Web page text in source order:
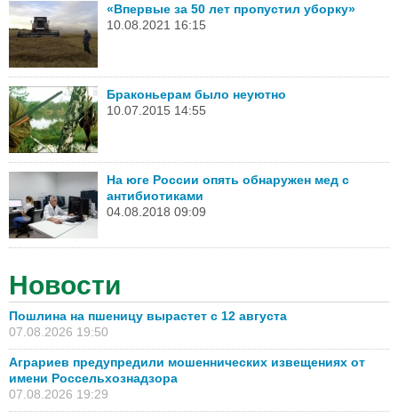
«Впервые за 50 лет пропустил уборку»
10.08.2021 16:15
Браконьерам было неуютно
10.07.2015 14:55
На юге России опять обнаружен мед с
антибиотиками
04.08.2018 09:09
Новости
Пошлина на пшеницу вырастет с 12 августа
07.08.2026 19:50
Аграриев предупредили мошеннических извещениях от
имени Россельхознадзора
07.08.2026 19:29